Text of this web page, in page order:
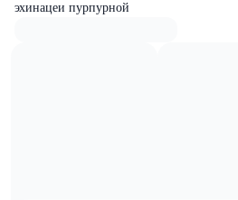
эхинацеи пурпурной